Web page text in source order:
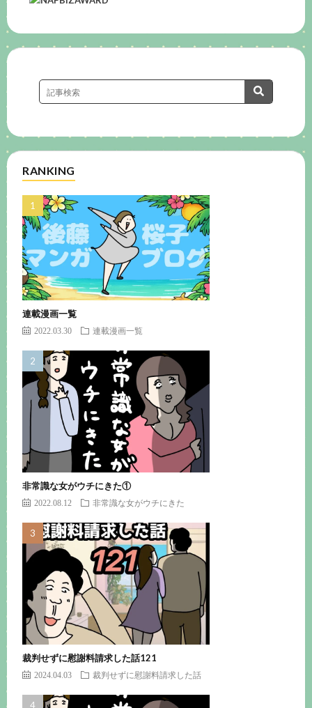
RANKING
連載漫画一覧
2022.03.30 連載漫画一覧
非常識な女がウチにきた①
2022.08.12 非常識な女がウチにきた
裁判せずに慰謝料請求した話121
2024.04.03 裁判せずに慰謝料請求した話